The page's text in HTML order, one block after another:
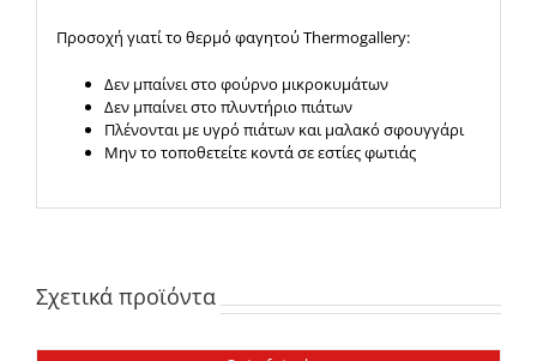
Προσοχή γιατί το θερμό φαγητού Thermogallery:
Δεν μπαίνει στο φούρνο μικροκυμάτων
Δεν μπαίνει στο πλυντήριο πιάτων
Πλένονται με υγρό πιάτων και μαλακό σφουγγάρι
Μην το τοποθετείτε κοντά σε εστίες φωτιάς
Σχετικά προϊόντα